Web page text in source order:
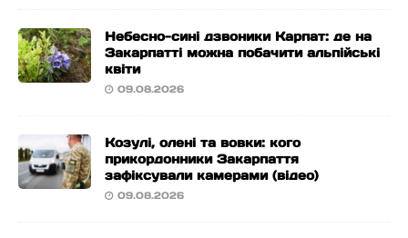
Небесно-сині дзвоники Карпат: де на
Закарпатті можна побачити альпійські
квіти
09.08.2026
Козулі, олені та вовки: кого
прикордонники Закарпаття
зафіксували камерами (відео)
09.08.2026